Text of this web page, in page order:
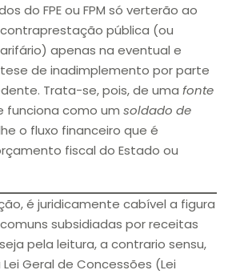
do FPE ou FPM só verterão ao
pública (ou
apenas na eventual e
de inadimplemento por parte
Trata-se, pois, de uma fonte
funciona como um soldado de
o fluxo financeiro que é
fiscal do Estado ou
é juridicamente cabível a figura
subsidiadas por receitas
pela leitura, a contrario sensu,
Geral de Concessões (Lei